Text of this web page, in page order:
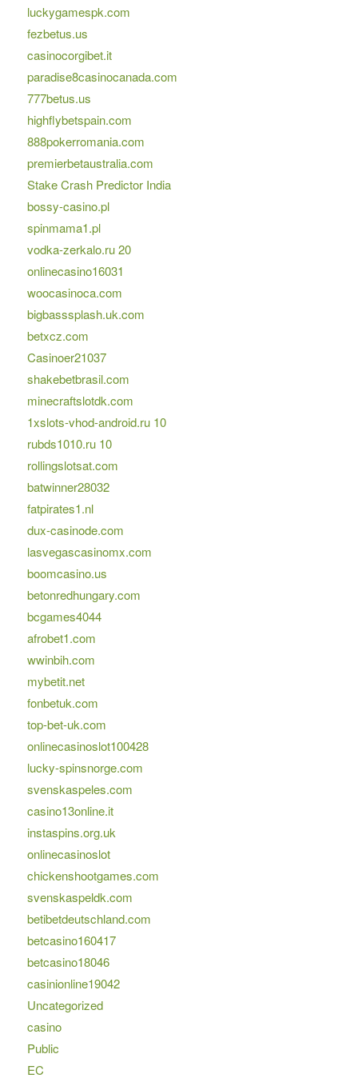
luckygamespk.com
fezbetus.us
casinocorgibet.it
paradise8casinocanada.com
777betus.us
highflybetspain.com
888pokerromania.com
premierbetaustralia.com
Stake Crash Predictor India
bossy-casino.pl
spinmama1.pl
vodka-zerkalo.ru 20
onlinecasino16031
woocasinoca.com
bigbasssplash.uk.com
betxcz.com
Casinoer21037
shakebetbrasil.com
minecraftslotdk.com
1xslots-vhod-android.ru 10
rubds1010.ru 10
rollingslotsat.com
batwinner28032
fatpirates1.nl
dux-casinode.com
lasvegascasinomx.com
boomcasino.us
betonredhungary.com
bcgames4044
afrobet1.com
wwinbih.com
mybetit.net
fonbetuk.com
top-bet-uk.com
onlinecasinoslot100428
lucky-spinsnorge.com
svenskaspeles.com
casino13online.it
instaspins.org.uk
onlinecasinoslot
chickenshootgames.com
svenskaspeldk.com
betibetdeutschland.com
betcasino160417
betcasino18046
casinionline19042
Uncategorized
casino
Public
EC